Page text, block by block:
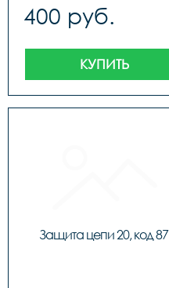
400 руб.
КУПИТЬ
Защита цепи 20, код 87